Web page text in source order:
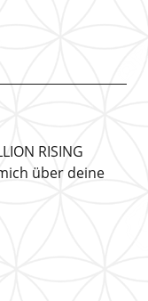
RISING
über deine